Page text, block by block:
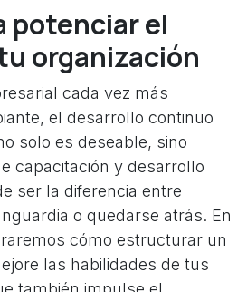
potenciar el
organización
cada vez más
el desarrollo continuo
solo es deseable, sino
capacitación y desarrollo
ser la diferencia entre
o quedarse atrás. En
cómo estructurar un
las habilidades de tus